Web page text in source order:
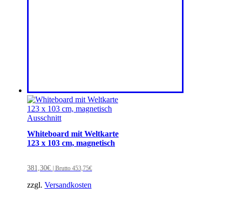
Whiteboard mit Weltkarte
123 x 103 cm, magnetisch
381,30€ | Brutto 453,75€
zzgl. Versandkosten